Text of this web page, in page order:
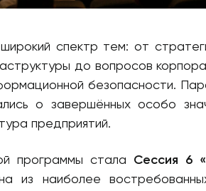
спектр тем: от
до вопросов
безопасности.
о завершённых особо
предприятий.
программы стала Сессия 6
из наиболее